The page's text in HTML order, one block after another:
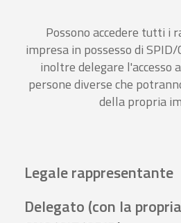
Possono accedere tutti i
impresa in possesso di SPID/
inoltre delegare l'accesso
persone diverse che
della propria
Legale rappresentante
Delegato (con la propria